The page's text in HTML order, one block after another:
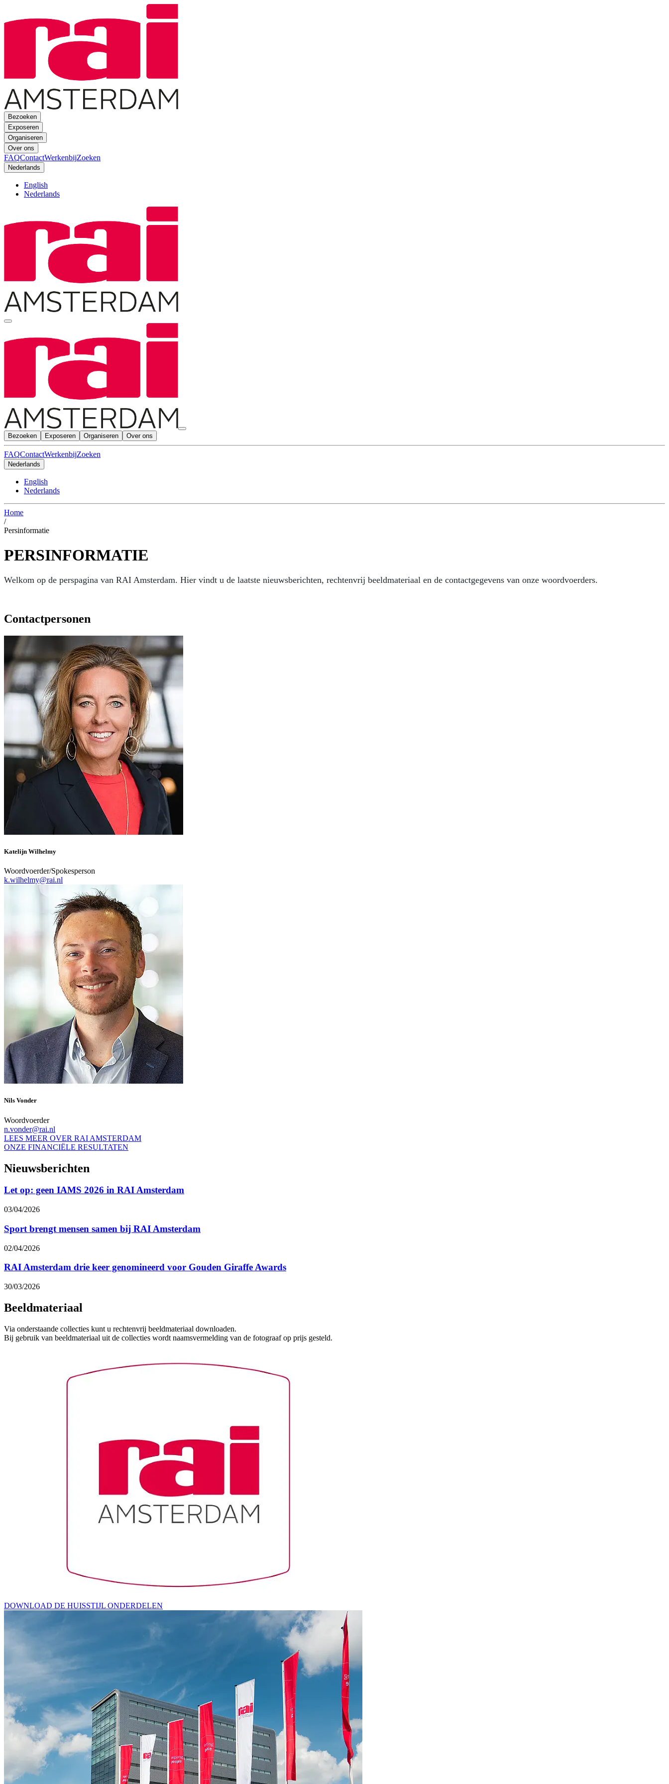
Bezoeken
Exposeren
Organiseren
Over ons
FAQContactWerkenbijZoeken
Nederlands
English
Nederlands
Bezoeken Exposeren Organiseren Over ons
FAQContactWerkenbijZoeken
Nederlands
English
Nederlands
Home
/
Persinformatie
PERSINFORMATIE
Welkom op de perspagina van RAI Amsterdam. Hier vindt u de laatste nieuwsberichten, rechtenvrij beeldmateriaal en de contactgegevens van onze woordvoerders.
Contactpersonen
Katelijn Wilhelmy
Woordvoerder/Spokesperson
k.wilhelmy@rai.nl
Nils Vonder
Woordvoerder
n.vonder@rai.nl
LEES MEER OVER RAI AMSTERDAM
ONZE FINANCIËLE RESULTATEN
Nieuwsberichten
Let op: geen IAMS 2026 in RAI Amsterdam
03/04/2026
Sport brengt mensen samen bij RAI Amsterdam
02/04/2026
RAI Amsterdam drie keer genomineerd voor Gouden Giraffe Awards
30/03/2026
Beeldmateriaal
Via onderstaande collecties kunt u rechtenvrij beeldmateriaal downloaden.
Bij gebruik van beeldmateriaal uit de collecties wordt naamsvermelding van de fotograaf op prijs gesteld.
DOWNLOAD DE HUISSTIJL ONDERDELEN